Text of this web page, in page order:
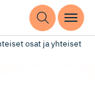
osat ja yhteiset